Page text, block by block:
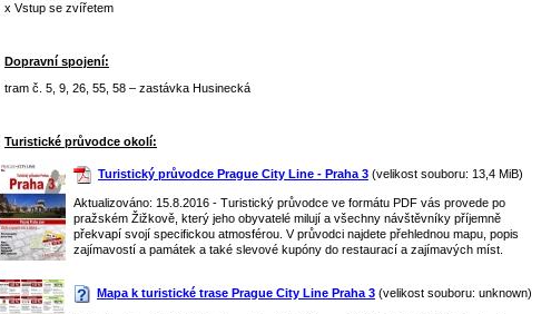
x Vstup se zvířetem
Dopravní spojení:
tram č. 5, 9, 26, 55, 58 – zastávka Husinecká
Turistické průvodce okolí:
Turistický průvodce Prague City Line - Praha 3 (velikost souboru: 13,4 MiB)
Aktualizováno: 15.8.2016 - Turistický průvodce ve formátu PDF vás provede po
pražském Žižkově, který jeho obyvatelé milují a všechny návštěvníky příjemně
překvapí svojí specifickou atmosférou. V průvodci najdete přehlednou mapu, popis
zajímavostí a památek a také slevové kupóny do restaurací a zajímavých míst.
Mapa k turistické trase Prague City Line Praha 3 (velikost souboru: unknown)